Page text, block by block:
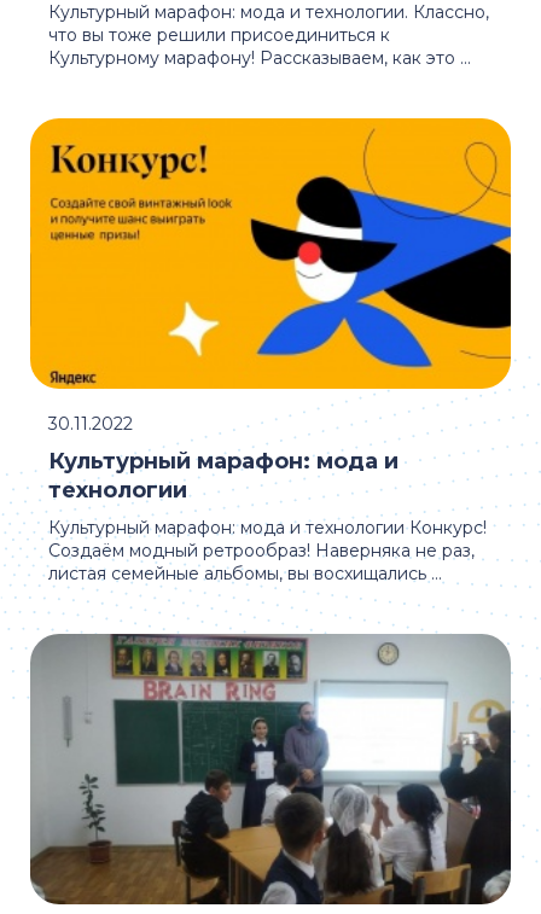
Культурный марафон: мода и технологии. Классно,
что вы тоже решили присоединиться к
Культурному марафону! Рассказываем, как это ...
Культурный марафон: мода и технологии Конкурс!
Создаём модный ретрообраз! Наверняка не раз,
листая семейные альбомы, вы восхищались ...
Культурный марафон: мода и
технологии
30.11.2022